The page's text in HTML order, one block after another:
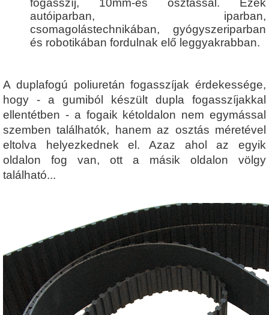
fogasszíj, 10mm-es osztással. Ezek
autóiparban, iparban,
csomagolástechnikában, gyógyszeriparban
és robotikában fordulnak elő leggyakrabban.
A duplafogú poliuretán fogasszíjak érdekessége,
hogy - a gumiból készült dupla fogasszíjakkal
ellentétben - a fogaik kétoldalon nem egymással
szemben találhatók, hanem az osztás méretével
eltolva helyezkednek el. Azaz ahol az egyik
oldalon fog van, ott a másik oldalon völgy
található...